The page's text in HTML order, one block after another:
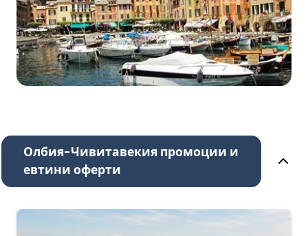
Олбия-Чивитавекия промоции и
евтини оферти